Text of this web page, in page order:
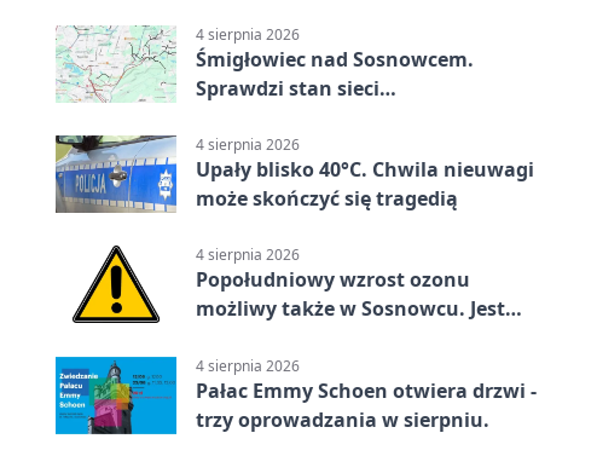
4 sierpnia 2026
Śmigłowiec nad Sosnowcem.
Sprawdzi stan sieci
4 sierpnia 2026
Upały blisko 40°C. Chwila nieuwagi
może skończyć się tragedią
4 sierpnia 2026
Popołudniowy wzrost ozonu
możliwy także w Sosnowcu. Jest
4 sierpnia 2026
Pałac Emmy Schoen otwiera drzwi -
trzy oprowadzania w sierpniu.